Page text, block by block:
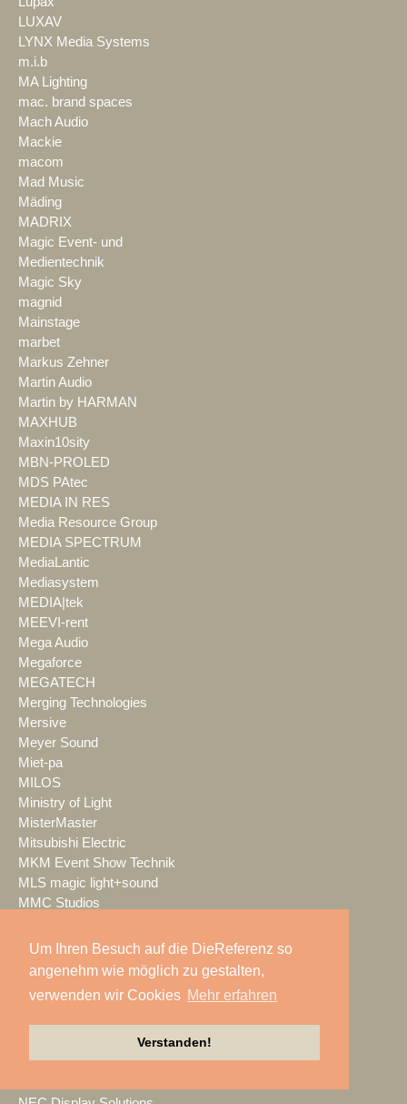
Um Ihren Besuch auf die DieReferenz so
angenehm wie möglich zu gestalten,
verwenden wir Cookies Mehr erfahren
Verstanden!
LUXAV
LYNX Media Systems
m.i.b
MA Lighting
mac. brand spaces
Mach Audio
Mackie
macom
Mad Music
Mäding
MADRIX
Magic Event- und
Medientechnik
Magic Sky
magnid
Mainstage
marbet
Markus Zehner
Martin Audio
Martin by HARMAN
MAXHUB
Maxin10sity
MBN-PROLED
MDS PAtec
MEDIA IN RES
Media Resource Group
MEDIA SPECTRUM
MediaLantic
Mediasystem
MEDIA|tek
MEEVI-rent
Mega Audio
Megaforce
MEGATECH
Merging Technologies
Mersive
Meyer Sound
Miet-pa
MILOS
Ministry of Light
MisterMaster
Mitsubishi Electric
MKM Event Show Technik
MLS magic light+sound
MMC Studios
MONACOR INTERNATIONAL
MOTION GROUP
Movecat
msm studio group
music & light design